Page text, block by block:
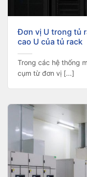
Đơn vị U trong tủ
cao U của tủ rack
Trong các hệ thống
cụm từ đơn vị [...]